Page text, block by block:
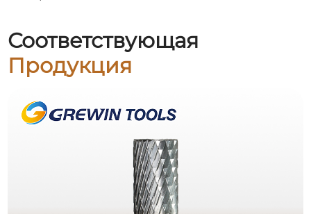
Соответствующая
Продукция